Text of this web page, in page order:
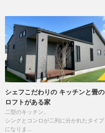
シェフこだわりの キッチンと畳の
ロフトがある家
二型のキッチン。
シンクとコンロが二列に分かれたタイプ
になりま…